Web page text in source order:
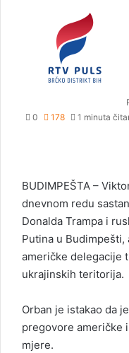
0 178 1 minuta
​BUDIMPEŠTA –
dnevnom redu
Donalda Trampa i
Putina u
američke delegacije
ukrajinskih teritorija.
Orban je istakao da
pregovore američke
mjere.